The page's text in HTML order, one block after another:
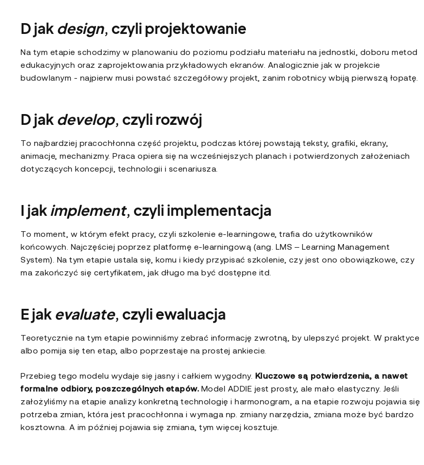
D jak design, czyli projektowanie
Na tym etapie schodzimy w planowaniu do poziomu podziału materiału na jednostki, doboru metod
edukacyjnych oraz zaprojektowania przykładowych ekranów. Analogicznie jak w projekcie
budowlanym - najpierw musi powstać szczegółowy projekt, zanim robotnicy wbiją pierwszą łopatę.
D jak develop, czyli rozwój
To najbardziej pracochłonna część projektu, podczas której powstają teksty, grafiki, ekrany,
animacje, mechanizmy. Praca opiera się na wcześniejszych planach i potwierdzonych założeniach
dotyczących koncepcji, technologii i scenariusza.
I jak implement, czyli implementacja
To moment, w którym efekt pracy, czyli szkolenie e-learningowe, trafia do użytkowników
końcowych. Najczęściej poprzez platformę e-learningową (ang. LMS – Learning Management
System). Na tym etapie ustala się, komu i kiedy przypisać szkolenie, czy jest ono obowiązkowe, czy
ma zakończyć się certyfikatem, jak długo ma być dostępne itd.
E jak evaluate, czyli ewaluacja
Teoretycznie na tym etapie powinniśmy zebrać informację zwrotną, by ulepszyć projekt. W praktyce
albo pomija się ten etap, albo poprzestaje na prostej ankiecie.
Przebieg tego modelu wydaje się jasny i całkiem wygodny. Kluczowe są potwierdzenia, a nawet
formalne odbiory, poszczególnych etapów. Model ADDIE jest prosty, ale mało elastyczny. Jeśli
założyliśmy na etapie analizy konkretną technologię i harmonogram, a na etapie rozwoju pojawia się
potrzeba zmian, która jest pracochłonna i wymaga np. zmiany narzędzia, zmiana może być bardzo
kosztowna. A im później pojawia się zmiana, tym więcej kosztuje.